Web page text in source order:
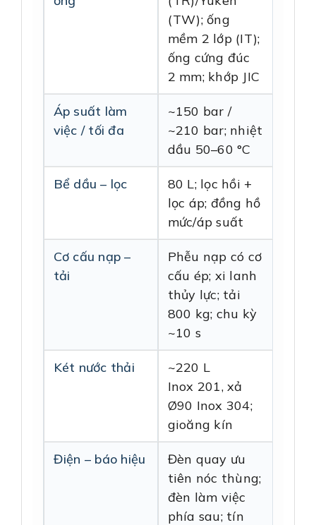
(TW); ống
mềm 2 lớp (IT);
ống cứng đúc
2 mm; khớp JIC
Áp suất làm
việc / tối đa
~150 bar /
~210 bar; nhiệt
dầu 50–60 °C
Bể dầu – lọc
80 L; lọc hồi +
lọc áp; đồng hồ
mức/áp suất
Cơ cấu nạp –
tải
Phễu nạp có cơ
cấu ép; xi lanh
thủy lực; tải
800 kg; chu kỳ
~10 s
Két nước thải
~220 L
Inox 201, xả
Ø90 Inox 304;
gioăng kín
Điện – báo hiệu
Đèn quay ưu
tiên nóc thùng;
đèn làm việc
phía sau; tín